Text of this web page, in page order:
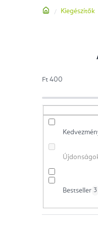
Kezdőlap
Kiegészítők
l
d
a
ó
a
Ft 400
Bestseller 3